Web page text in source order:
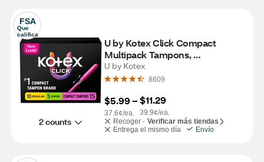
FSA
Que
califica
2 counts
U by Kotex Click Compact
Multipack Tampons,
Regular/Super, Unscented, 15
Count
U by Kotex
8609
$5.99 –
37.6¢/ea.
$11.29
39.9¢/ea.
Recoger - Verificar más tiendas
Entrega el mismo día
Envío